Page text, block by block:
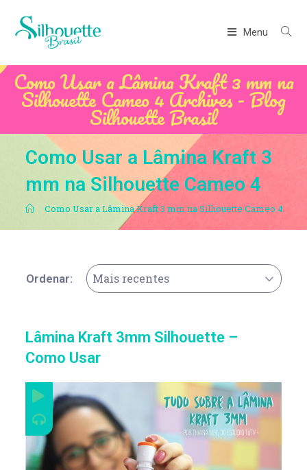
Menu
Como Usar a Lâmina Kraft 3 mm na
Silhouette Cameo 4 Archives - Blog
Silhouette Brasil
Como Usar a Lâmina Kraft 3
mm na Silhouette Cameo 4
. Como Usar a Lâmina Kraft 3 mm na Silhouette Cameo 4
Ordenar: Mais recentes
Lâmina Kraft 3mm Silhouette –
Como Usar